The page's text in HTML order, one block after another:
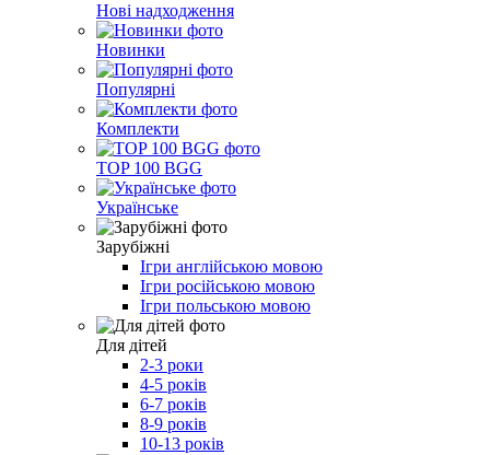
Нові надходження
Новинки
Популярні
Комплекти
TOP 100 BGG
Українське
Зарубіжні
Ігри англійською мовою
Ігри російською мовою
Ігри польською мовою
Для дітей
2-3 роки
4-5 років
6-7 років
8-9 років
10-13 років